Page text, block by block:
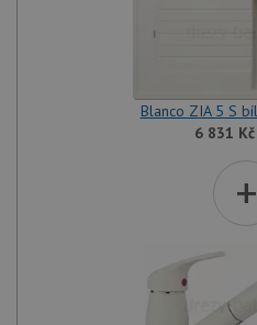
Blanco ZIA 5 S
6 831 Kč
+